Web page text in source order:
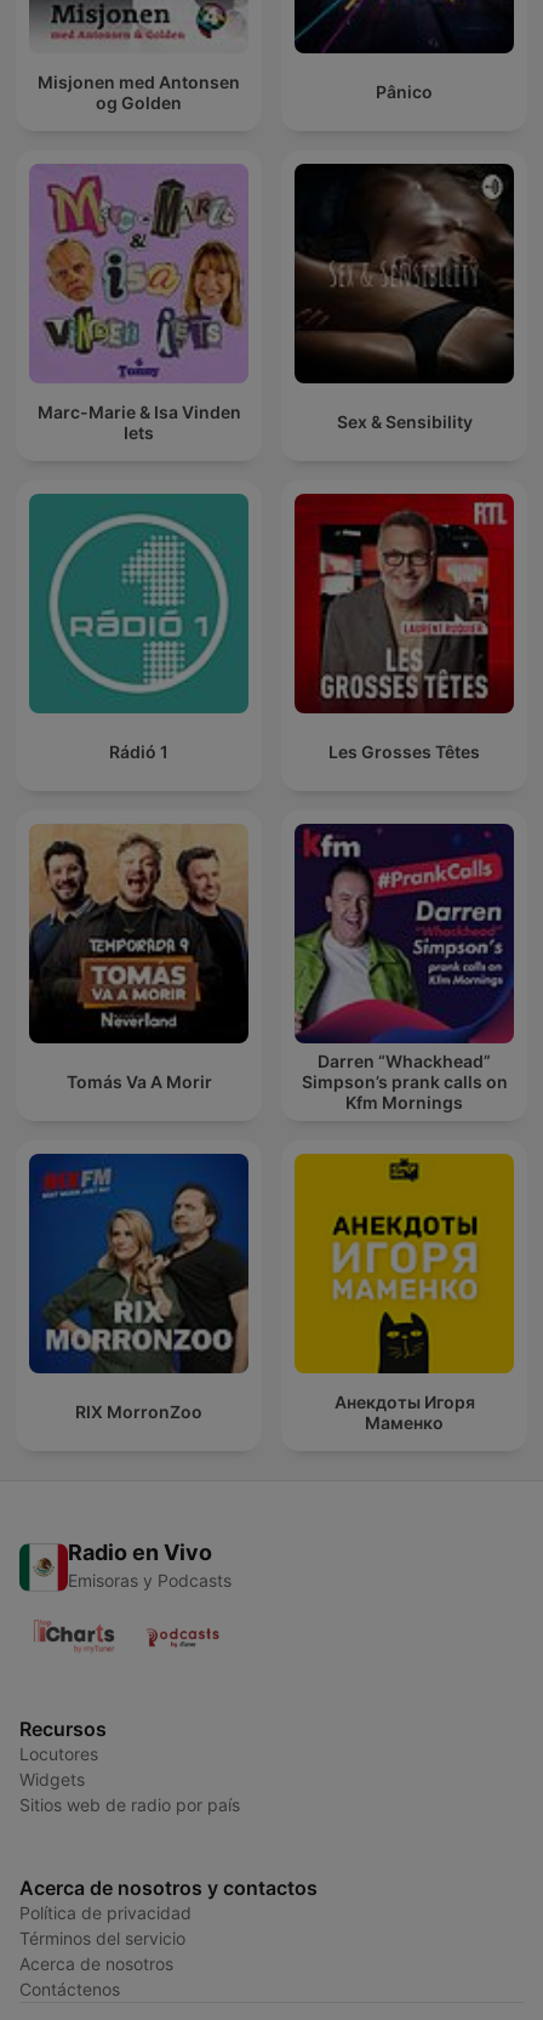
Misjonen med Antonsen
og Golden
Pânico
Marc-Marie & Isa Vinden
Iets
Sex & Sensibility
Rádió 1 Les Grosses Têtes
Tomás Va A Morir
Darren “Whackhead”
Simpson’s prank calls on
Kfm Mornings
RIX MorronZoo
Анекдоты Игоря
Маменко
Radio en Vivo
Emisoras y Podcasts
Recursos
Locutores
Widgets
Sitios web de radio por país
Acerca de nosotros y contactos
Política de privacidad
Términos del servicio
Acerca de nosotros
Contáctenos